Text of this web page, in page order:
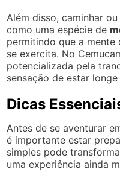
Além disso, caminhar
como uma espécie de
permitindo que a mente
se exercita. No
potencializada pela
sensação de estar
Dicas
Antes de se aventurar
é importante estar
simples pode
uma experiência ainda